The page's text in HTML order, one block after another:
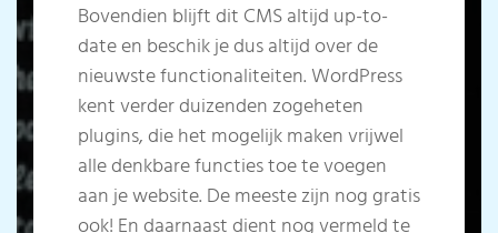
Bovendien blijft dit CMS altijd up-to-
date en beschik je dus altijd over de
nieuwste functionaliteiten. WordPress
kent verder duizenden zogeheten
plugins, die het mogelijk maken vrijwel
alle denkbare functies toe te voegen
aan je website. De meeste zijn nog gratis